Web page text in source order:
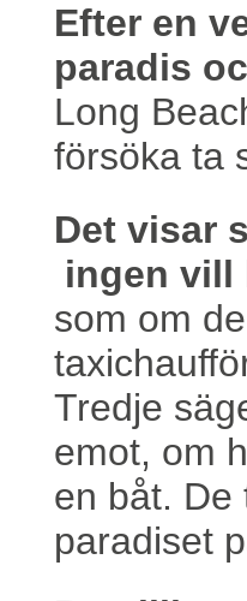
Efter en
paradis
Long
försöka ta
Det visar
ingen vill
som om
Tredje
emot, om
en båt. De
paradiset